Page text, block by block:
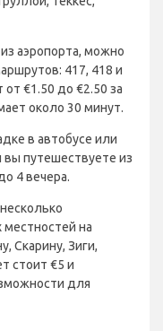
аэропорта, можно
417, 418 и
€1.50 до €2.50 за
около 30 минут.
в автобусе или
вы путешествуете из
4 вечера.
на
Скарину, Зиги,
стоит €5 и
для